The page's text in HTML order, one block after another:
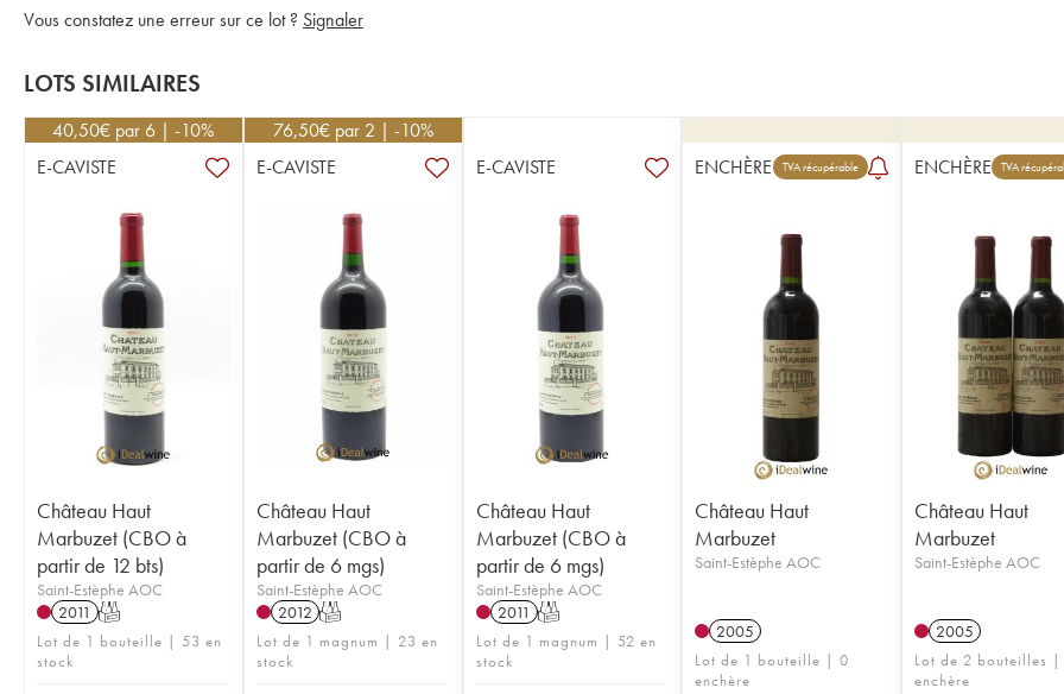
Vous constatez une erreur sur ce lot ? Signaler
LOTS SIMILAIRES
40,50€ par 6 | -10%
E-CAVISTE
Château Haut
Marbuzet (CBO à
partir de 12 bts)
Saint-Estèphe AOC
2011 T
Lot de 1 bouteille | 53 en
stock
76,50€ par 2 | -10%
E-CAVISTE
Château Haut
Marbuzet (CBO à
partir de 6 mgs)
Saint-Estèphe AOC
2012 T
Lot de 1 magnum | 23 en
stock
E-CAVISTE
Château Haut
Marbuzet (CBO à
partir de 6 mgs)
Saint-Estèphe AOC
2011 T
Lot de 1 magnum | 52 en
stock
ENCHÈRE TVA récupérable
Château Haut
Marbuzet
Saint-Estèphe AOC
2005
Lot de 1 bouteille | 0
enchère
ENCHÈRE TVA
Château Haut
Marbuzet
Saint-Estèphe AOC
2005
Lot de 2 bouteilles |
enchère